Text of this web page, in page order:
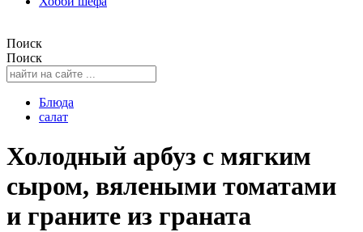
Поиск
Поиск
Блюда
салат
Холодный арбуз с мягким
сыром, вялеными томатами
и граните из граната